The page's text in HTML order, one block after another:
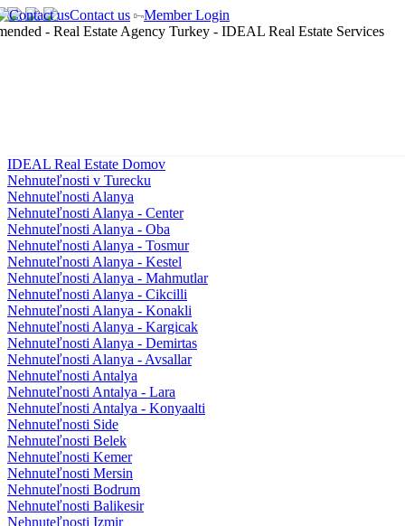
Contact us Member Login
IDEAL Real Estate Domov
Nehnuteľnosti v Turecku
Nehnuteľnosti Alanya
Nehnuteľnosti Alanya - Center
Nehnuteľnosti Alanya - Oba
Nehnuteľnosti Alanya - Tosmur
Nehnuteľnosti Alanya - Kestel
Nehnuteľnosti Alanya - Mahmutlar
Nehnuteľnosti Alanya - Cikcilli
Nehnuteľnosti Alanya - Konakli
Nehnuteľnosti Alanya - Kargicak
Nehnuteľnosti Alanya - Demirtas
Nehnuteľnosti Alanya - Avsallar
Nehnuteľnosti Antalya
Nehnuteľnosti Antalya - Lara
Nehnuteľnosti Antalya - Konyaalti
Nehnuteľnosti Side
Nehnuteľnosti Belek
Nehnuteľnosti Kemer
Nehnuteľnosti Mersin
Nehnuteľnosti Bodrum
Nehnuteľnosti Balikesir
Nehnuteľnosti Izmir